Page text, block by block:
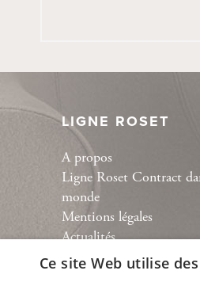
LIGNE ROSET
A propos
Ligne Roset Contract
monde
Mentions légales
Actualités
Podcast Espèces d’espaces
Ce site Web utilise